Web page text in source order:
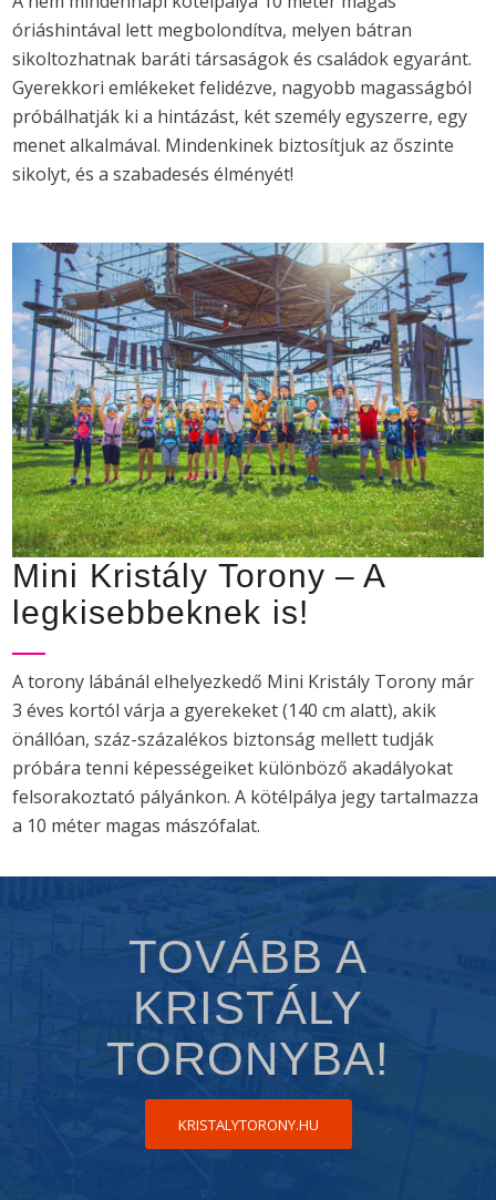
óriáshintával lett megbolondítva, melyen bátran
sikoltozhatnak baráti társaságok és családok egyaránt.
Gyerekkori emlékeket felidézve, nagyobb magasságból
próbálhatják ki a hintázást, két személy egyszerre, egy
menet alkalmával. Mindenkinek biztosítjuk az őszinte
sikolyt, és a szabadesés élményét!
Mini Kristály Torony – A
legkisebbeknek is!
A torony lábánál elhelyezkedő Mini Kristály Torony már
3 éves kortól várja a gyerekeket (140 cm alatt), akik
önállóan, száz-százalékos biztonság mellett tudják
próbára tenni képességeiket különböző akadályokat
felsorakoztató pályánkon. A kötélpálya jegy tartalmazza
a 10 méter magas mászófalat.
TOVÁBB A
KRISTÁLY
TORONYBA!
KRISTALYTORONY.HU